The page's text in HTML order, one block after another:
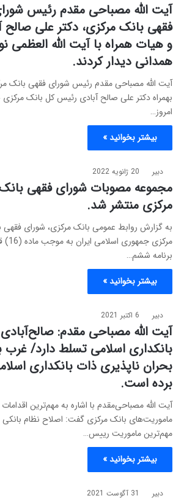
آیت الله مصباحی مقدم رئیس
فقهی بانک مرکزی، دکتر علی صالح
و هیات همراه با آیت الله العظمی
همدانی دیدار کردند.
آیت الله مصباحی مقدم رئیس شورای فقهی بانک
بهمراه دکتر علی صالح آبادی رئیس کل بانک
امروز…
بیشتر بخوانید »
دبیر 20 ژانویه 2022
مجموعه مصوبات شورای فقهی
مرکزی منتشر شد.
به گزارش روابط عمومی بانک مرکزی، شورای فقهی
مرکزی
برنامه ششم…
بیشتر بخوانید »
دبیر 6 اکتبر 2021
آیت الله مصباحی مقدم: صالح‌آبادی
بانکداری اسلامی تسلط دارد/ غرب
بحران ناپذیری ذات بانکداری
برده‌ است.
آیت الله مصباحی‌مقدم با اشاره به مهم‌ترین
ماموریت‌های بانک مرکزی گفت: اصلاح نظام بانکی
مهم‌ترین ماموریت رییس…
بیشتر بخوانید »
دبیر 31 آگوست 2021